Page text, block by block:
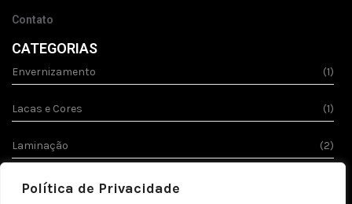
Política de Privacidade
Contato
CATEGORIAS
Envernizamento (1)
Lacas e Cores (1)
Laminação (2)
Stucco